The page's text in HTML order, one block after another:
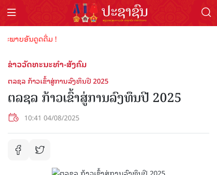
າບອັນດູດດື່ມ !
ຂ່າວວັດທະນະທຳ-ສັງຄົມ
ຕລຊລ ກ້າວເຂົ້າສູ່ການລົງທຶນປີ 2025
ຕລຊລ ກ້າວເຂົ້າສູ່ການລົງທຶນປີ 2025
10:41 04/08/2025